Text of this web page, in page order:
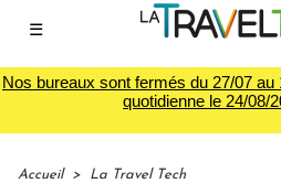
☰
Nos bureaux sont fermés du 27/07
quotidienne le 24/08/
Accueil > La Travel Tech